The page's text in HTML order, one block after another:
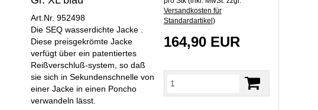
Art.Nr. 952498
Die SEQ wasserdichte Jacke .
Diese preisgekrömte Jacke
verfügt über ein patentiertes
Reißverschluß-system, so daß
sie sich in Sekundenschnelle von
einer Jacke in einen Poncho
verwandeln lässt.
Versandkosten für
Standardartikel)
164,90 EUR